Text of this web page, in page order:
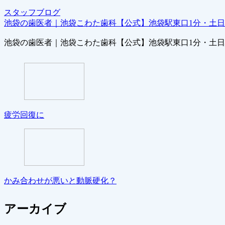
スタッフブログ
池袋の歯医者｜池袋こわた歯科【公式】池袋駅東口1分・土
池袋の歯医者｜池袋こわた歯科【公式】池袋駅東口1分・土
疲労回復に
かみ合わせが悪いと動脈硬化？
アーカイブ